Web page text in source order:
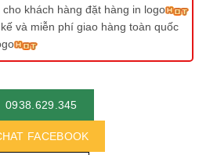
khách hàng đặt hàng in logo
và miễn phí giao hàng toàn quốc
0938.629.345
FACEBOOK